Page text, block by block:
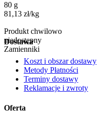
80 g
81,13 zł/kg
Produkt chwilowo
niedostępny
Zamienniki
Dostawa
Koszt i obszar dostawy
Metody Płatności
Terminy dostawy
Reklamacje i zwroty
Oferta